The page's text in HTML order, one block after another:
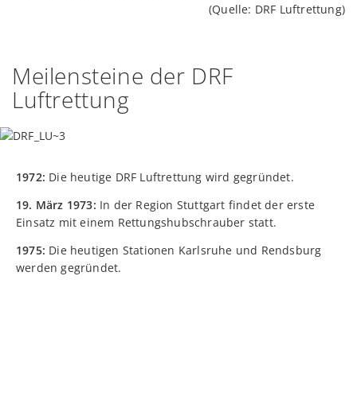
(Quelle: DRF Luftrettung)
Meilensteine der DRF
Luftrettung
1972: Die heutige DRF Luftrettung wird gegründet.
19. März 1973: In der Region Stuttgart findet der erste
Einsatz mit einem Rettungshubschrauber statt.
1975: Die heutigen Stationen Karlsruhe und Rendsburg
werden gegründet.